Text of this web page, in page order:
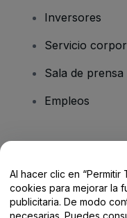
Inversores
Servicio
Sala de prensa
Empleos
Centro de
Al hacer clic en
cookies para mejorar la
publicitaria. De modo
necesarias. Puedes